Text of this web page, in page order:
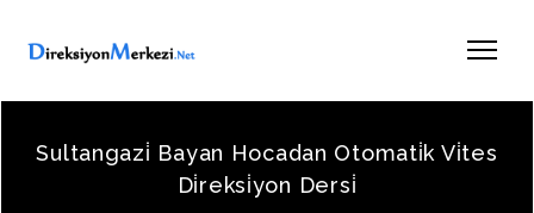
Sultangazi̇ Bayan Hocadan Otomati̇k Vi̇tes
Di̇reksi̇yon Dersi̇